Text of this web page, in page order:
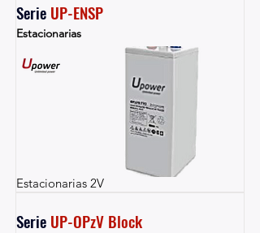
Serie UP-ENSP
Estacionarias
Estacionarias 2V
Serie UP-OPzV Block